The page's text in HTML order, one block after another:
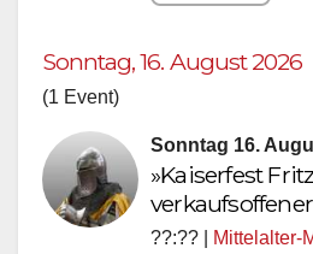
Sonntag, 16. August 2026
(1 Event)
Sonntag 16.
»Kaiserfest
??:?? | Mittelalter-